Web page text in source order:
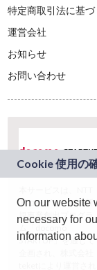
特定商取引法に基
運営会社
お知らせ
お問い合わせ
ドコモグループの新
規事業創出プログラ
ム「docomo
STARTUP」を通じて
On our website
necessary for
information